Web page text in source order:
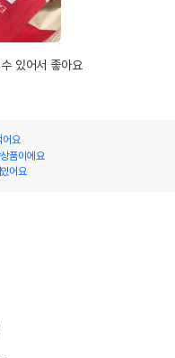
있어서 좋아요
어요
품이에요
어요